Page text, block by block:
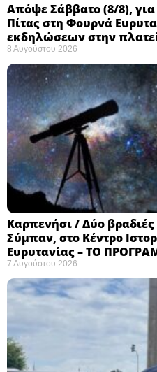
Απόψε Σάββατο (8/8), για
Πίτας στη Φουρνά
εκδηλώσεων στην
8 Αυγούστου 2026
Καρπενήσι / Δύο
Σύμπαν, στο Κέντρο
Ευρυτανίας – ΤΟ
7 Αυγούστου 2026